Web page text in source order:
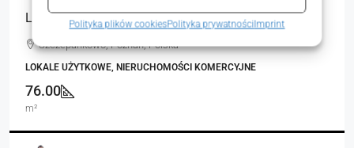
Polityka plików cookiesPolityka prywatnościImprint
Lokale usługowy na wynajem
Szczepankowo, Poznań, Polska
LOKALE UŻYTKOWE, NIERUCHOMOŚCI KOMERCYJNE
76.00
m²